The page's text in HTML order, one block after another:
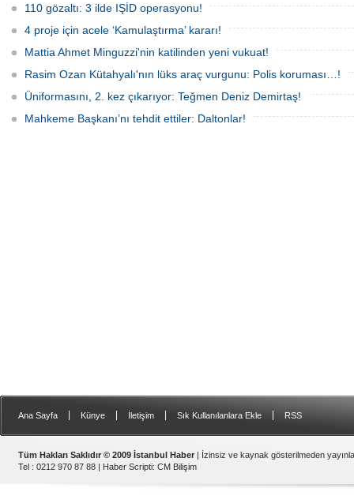
110 gözaltı: 3 ilde IŞİD operasyonu!
4 proje için acele ‘Kamulaştırma’ kararı!
Mattia Ahmet Minguzzi'nin katilinden yeni vukuat!
Rasim Ozan Kütahyalı'nın lüks araç vurgunu: Polis koruması…!
Üniformasını, 2. kez çıkarıyor: Teğmen Deniz Demirtaş!
Mahkeme Başkanı’nı tehdit ettiler: Daltonlar!
Ana Sayfa Künye İletişim Sık Kullanılanlara Ekle RSS
Tüm Hakları Saklıdır © 2009 İstanbul Haber | İzinsiz ve kaynak gösterilmeden
Tel : 0212 970 87 88 | Haber Scripti: CM Bilişim